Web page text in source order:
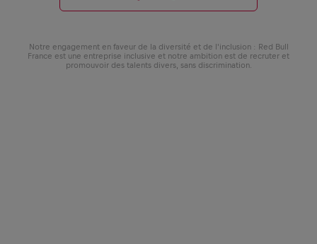
Notre engagement en faveur de la diversité et de l'inclusion : Red Bull
France est une entreprise inclusive et notre ambition est de recruter et
promouvoir des talents divers, sans discrimination.